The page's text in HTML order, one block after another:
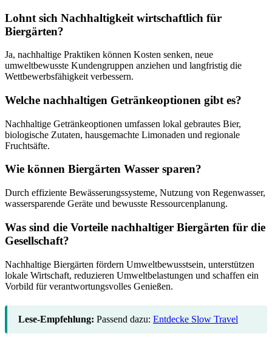
Lohnt sich Nachhaltigkeit wirtschaftlich für
Biergärten?
Ja, nachhaltige Praktiken können Kosten senken, neue
umweltbewusste Kundengruppen anziehen und langfristig die
Wettbewerbsfähigkeit verbessern.
Welche nachhaltigen Getränkeoptionen gibt es?
Nachhaltige Getränkeoptionen umfassen lokal gebrautes Bier,
biologische Zutaten, hausgemachte Limonaden und regionale
Fruchtsäfte.
Wie können Biergärten Wasser sparen?
Durch effiziente Bewässerungssysteme, Nutzung von Regenwasser,
wassersparende Geräte und bewusste Ressourcenplanung.
Was sind die Vorteile nachhaltiger Biergärten für die
Gesellschaft?
Nachhaltige Biergärten fördern Umweltbewusstsein, unterstützen
lokale Wirtschaft, reduzieren Umweltbelastungen und schaffen ein
Vorbild für verantwortungsvolles Genießen.
Lese-Empfehlung: Passend dazu: Entdecke Slow Travel